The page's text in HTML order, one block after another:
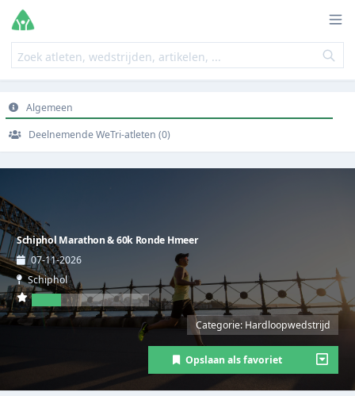
Algemeen
Deelnemende WeTri-atleten (0)
Schiphol Marathon & 60k Ronde Hmeer
07-11-2026
Schiphol
Categorie: Hardloopwedstrijd
Opslaan als favoriet